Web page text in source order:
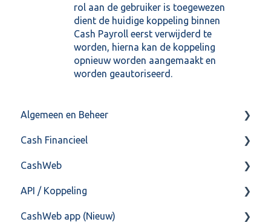
rol aan de gebruiker is toegewezen
dient de huidige koppeling binnen
Cash Payroll eerst verwijderd te
worden, hierna kan de koppeling
opnieuw worden aangemaakt en
worden geautoriseerd.
Algemeen en Beheer
Bank(koppeling)
Import/Export
Postbus
Training & Consultancy
Cash Financieel
Boekhoud
Fiscaal
Overig
CashWeb
CashHero Layout
Mailen vanuit CASHWeb
API / Koppeling
Algemeen
CashWeb app (Nieuw)